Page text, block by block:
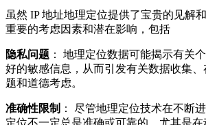
虽然 IP 地址地理定位提供了宝贵的见解
重要的考虑因素和潜在影响，包括
隐私问题 ： 地理定位数据可能揭示有关
好的敏感信息，从而引发有关数据收集
题和道德考虑。
准确性限制 ： 尽管地理定位技术在不断
定位不一定总是准确或可靠的，尤其是在